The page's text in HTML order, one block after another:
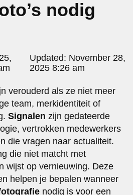
nodig
Updated: November 28,
2025 8:26 am
verouderd als ze niet meer
team, merkidentiteit of
Signalen zijn gedateerde
vertrokken medewerkers
die vragen naar actualiteit.
die niet matcht met
wijst op vernieuwing. Deze
helpen je bepalen wanneer
nodig is voor een